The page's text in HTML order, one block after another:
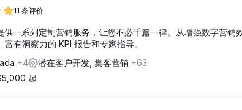
11 条评价
一系列定制营销服务，让您不必千篇一律。从增强数字营销
有洞察力的 KPI 报告和专家指导。
+4 潜在客户开发, 集客营销 +63
起